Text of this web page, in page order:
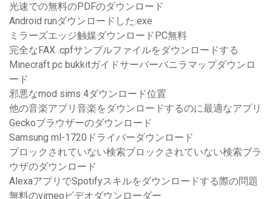
光速での無料のPDFのダウンロード
Android runダウンロードした.exe
ミラーズエッジ触媒ダウンロードPC無料
完全なFAX .cpfサンプルファイルをダウンロードする
Minecraft pc bukkitガイドサーバーバニラマップダウンロ
ード
邪悪なmod sims 4ダウンロード位置
他の音楽アプリ音楽をダウンロードするのに最適なアプリ
Geckoブラウザーのダウンロード
Samsung ml-1720ドライバーダウンロード
ブロックされていない検索ブロックされていない検索ブラ
ウザのダウンロード
AlexaアプリでSpotifyスキルをダウンロードする際の問題
無料のvimeoビデオダウンローダー